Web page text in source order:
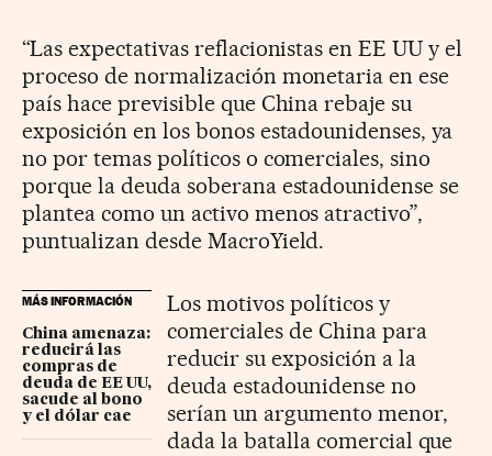
“Las expectativas reflacionistas en EE UU y el
proceso de normalización monetaria en ese
país hace previsible que China rebaje su
exposición en los bonos estadounidenses, ya
no por temas políticos o comerciales, sino
porque la deuda soberana estadounidense se
plantea como un activo menos atractivo”,
puntualizan desde MacroYield.
MÁS INFORMACIÓN
China amenaza:
reducirá las
compras de
deuda de EE UU,
sacude al bono
y el dólar cae
Los motivos políticos y
comerciales de China para
reducir su exposición a la
deuda estadounidense no
serían un argumento menor,
dada la batalla comercial que